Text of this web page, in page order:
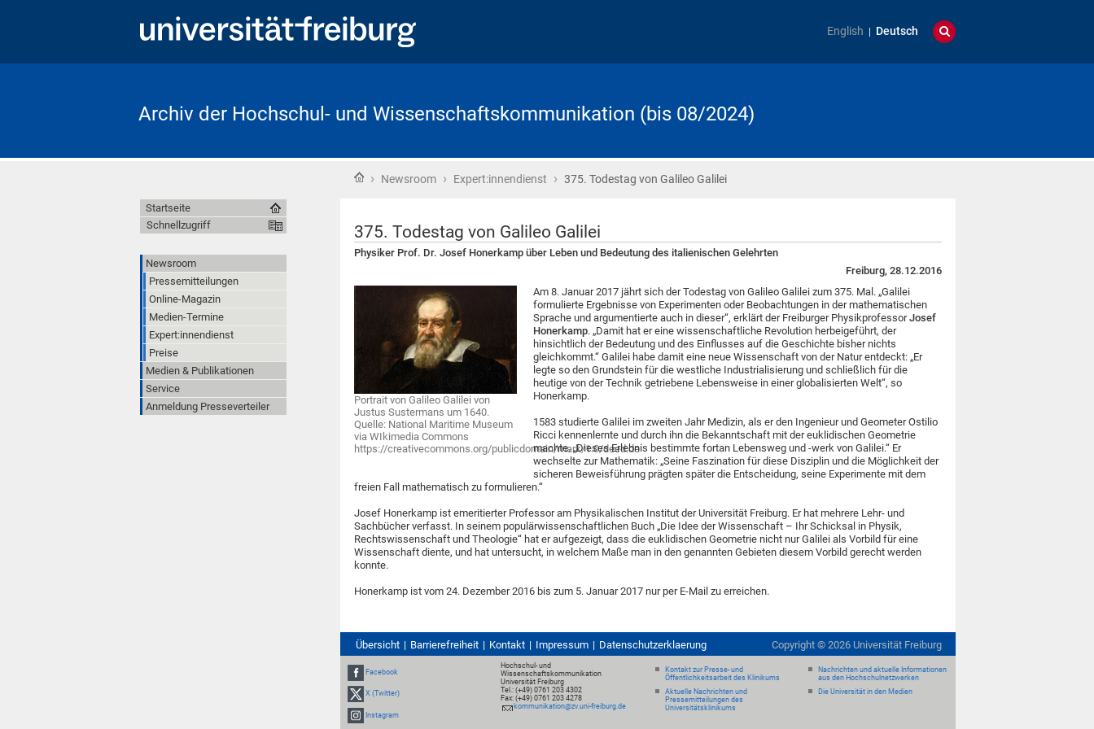
English Deutsch
Archiv der Hochschul- und Wissenschaftskommunikation (bis 08/2024)
Startseite
› Newsroom › Expert:innendienst › 375. Todestag von Galileo Galilei
375. Todestag von Galileo Galilei
Physiker Prof. Dr. Josef Honerkamp über Leben und Bedeutung des italienischen Gelehrten
Freiburg, 28.12.2016
Portrait von Galileo Galilei von
Justus Sustermans um 1640.
Quelle: National Maritime Museum
via WIkimedia Commons
https://creativecommons.org/publicdomain/mark/1.0/deed.de
Am 8. Januar 2017 jährt sich der Todestag von Galileo Galilei zum 375. Mal. „Galilei
formulierte Ergebnisse von Experimenten oder Beobachtungen in der mathematischen
Sprache und argumentierte auch in dieser“, erklärt der Freiburger PhysikprofessorJosef
Honerkamp. „Damit hat er eine wissenschaftliche Revolution herbeigeführt, der
hinsichtlich der Bedeutung und des Einflusses auf die Geschichte bisher nichts
gleichkommt.“ Galilei habe damit eine neue Wissenschaft von der Natur entdeckt: „Er
legte so den Grundstein für die westliche Industrialisierung und schließlich für die
heutige von der Technik getriebene Lebensweise in einer globalisierten Welt“, so
Honerkamp.
1583 studierte Galilei im zweiten Jahr Medizin, als er den Ingenieur und Geometer Ostilio
Ricci kennenlernte und durch ihn die Bekanntschaft mit der euklidischen Geometrie
machte. „Dieses Erlebnis bestimmte fortan Lebensweg und -werk von Galilei.“ Er
wechselte zur Mathematik: „Seine Faszination für diese Disziplin und die Möglichkeit der
sicheren Beweisführung prägten später die Entscheidung, seine Experimente mit dem
freien Fall mathematisch zu formulieren.“
Josef Honerkamp ist emeritierter Professor am Physikalischen Institut der Universität Freiburg. Er hat mehrere Lehr- und
Sachbücher verfasst. In seinem populärwissenschaftlichen Buch „Die Idee der Wissenschaft – Ihr Schicksal in Physik,
Rechtswissenschaft und Theologie“ hat er aufgezeigt, dass die euklidischen Geometrie nicht nur Galilei als Vorbild für eine
Wissenschaft diente, und hat untersucht, in welchem Maße man in den genannten Gebieten diesem Vorbild gerecht werden
konnte.
Honerkamp ist vom 24. Dezember 2016 bis zum 5. Januar 2017 nur per E-Mail zu erreichen.
Startseite
Schnellzugriff
Newsroom
Pressemitteilungen
Online-Magazin
Medien-Termine
Expert:innendienst
Preise
Medien & Publikationen
Service
Anmeldung Presseverteiler
Übersicht Barrierefreiheit Kontakt Impressum Datenschutzerklaerung Copyright © 2026 Universität Freiburg
Facebook
X (Twitter)
Instagram
Hochschul- und
Wissenschaftskommunikation
Universität Freiburg
Tel.: (+49) 0761 203 4302
Fax: (+49) 0761 203 4278
kommunikation@zv.uni-freiburg.de
Kontakt zur Presse- und
Öffentlichkeitsarbeit des Klinikums
Aktuelle Nachrichten und
Pressemitteilungen des
Universitätsklinikums
Nachrichten und aktuelle Informationen
aus den Hochschulnetzwerken
Die Universität in den Medien